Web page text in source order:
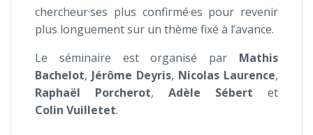
chercheur·ses plus confirmé·es pour revenir
plus longuement sur un thème fixé à l’avance.
Le séminaire est organisé par Mathis
Bachelot, Jérôme Deyris, Nicolas Laurence,
Raphaël Porcherot, Adèle Sébert et
Colin Vuilletet.